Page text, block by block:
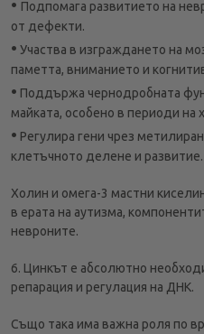
• Подпомага развитието на
от дефекти.
• Участва в изграждането на
паметта, вниманието и
• Поддържа чернодробната
майката, особено в периоди на
• Регулира гени чрез
клетъчното делене и развитие.
Холин и омега-3 мастни
в ерата на аутизма,
невроните.
6. Цинкът е абсолютно
репарация и регулация на ДНК.
Също така има важна роля по